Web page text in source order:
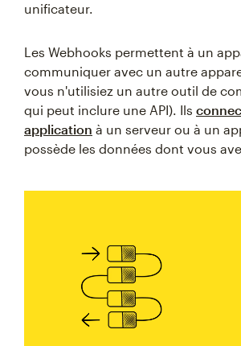
unificateur.
Les Webhooks permettent à un
communiquer avec un autre
vous n'utilisiez un autre outil de
qui peut inclure une API). Ils
application à un serveur ou à un
possède les données dont vous